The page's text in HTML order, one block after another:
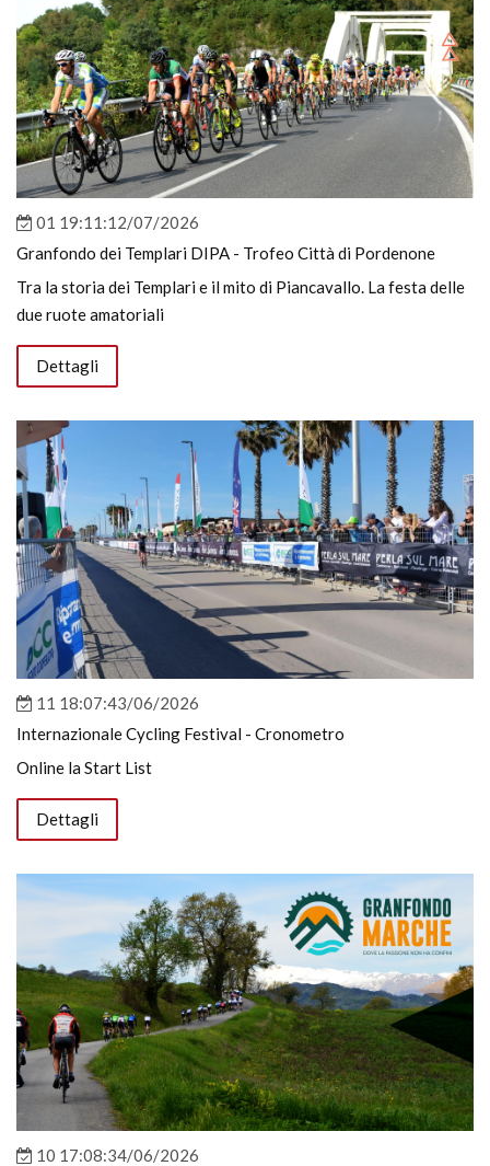
01 19:11:12/07/2026
Granfondo dei Templari DIPA - Trofeo Città di Pordenone
Tra la storia dei Templari e il mito di Piancavallo. La festa delle
due ruote amatoriali
Dettagli
11 18:07:43/06/2026
Internazionale Cycling Festival - Cronometro
Online la Start List
Dettagli
10 17:08:34/06/2026